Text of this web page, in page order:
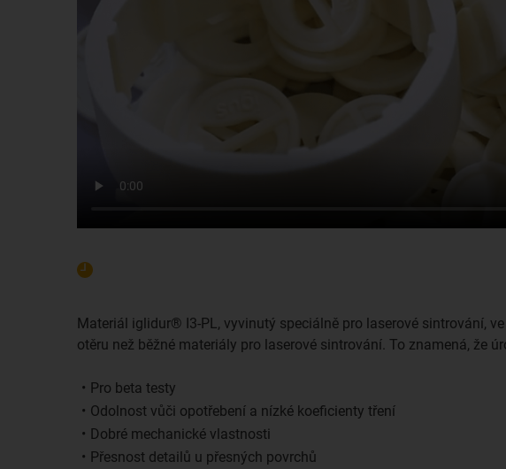
Materiál iglidur® I3-PL, vyvinutý speciálně pro laserové sintrování,
otěru než běžné materiály pro laserové sintrování. To znamená, že
Pro beta testy
Odolnost vůči opotřebení a nízké koeficienty tření
Dobré mechanické vlastnosti
Přesnost detailů u přesných povrchů